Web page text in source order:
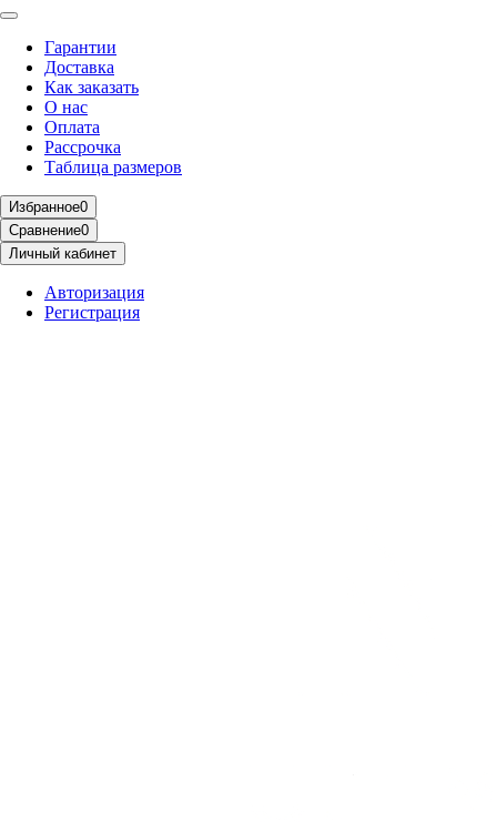
Гарантии
Доставка
Как заказать
О нас
Оплата
Рассрочка
Таблица размеров
Избранное0
Сравнение0
Личный кабинет
Авторизация
Регистрация